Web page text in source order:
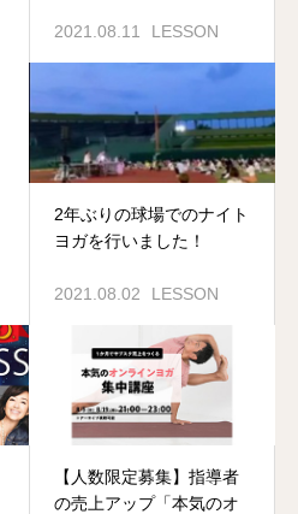
2021.08.11 LESSON
2年ぶりの球場でのナイト
ヨガを行いました！
2021.08.02 LESSON
【人数限定募集】指導者
の売上アップ「本気のオ